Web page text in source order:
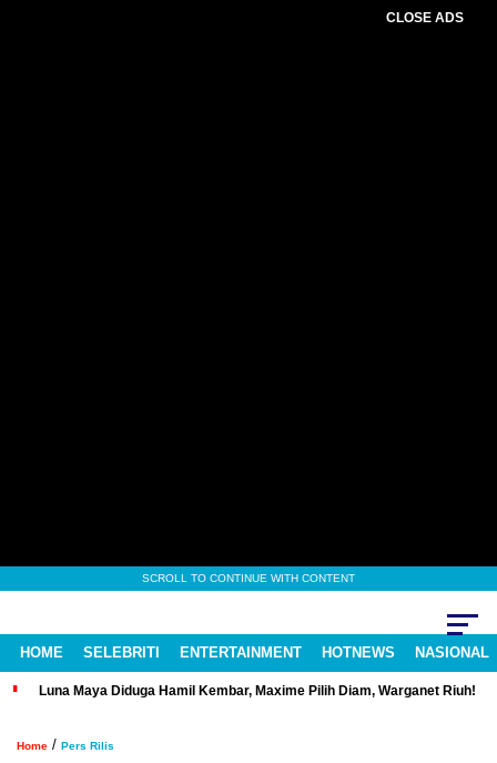
CLOSE ADS
SCROLL TO CONTINUE WITH CONTENT
HOME SELEBRITI ENTERTAINMENT HOTNEWS NASIONAL
Luna Maya Diduga Hamil Kembar, Maxime Pilih Diam, Warganet Riuh!
Home / Pers Rilis